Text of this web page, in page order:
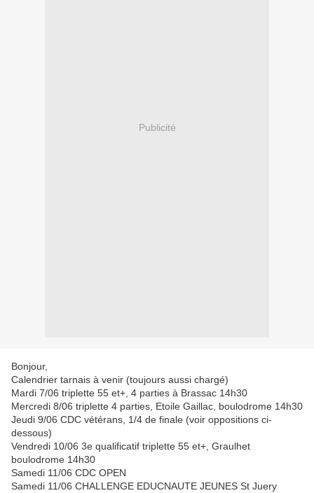
Publicité
Bonjour,
Calendrier tarnais à venir (toujours aussi chargé)
Mardi 7/06 triplette 55 et+, 4 parties à Brassac 14h30
Mercredi 8/06 triplette 4 parties, Etoile Gaillac, boulodrome 14h30
Jeudi 9/06 CDC vétérans, 1/4 de finale (voir oppositions ci-
dessous)
Vendredi 10/06 3e qualificatif triplette 55 et+, Graulhet
boulodrome 14h30
Samedi 11/06 CDC OPEN
Samedi 11/06 CHALLENGE EDUCNAUTE JEUNES St Juery